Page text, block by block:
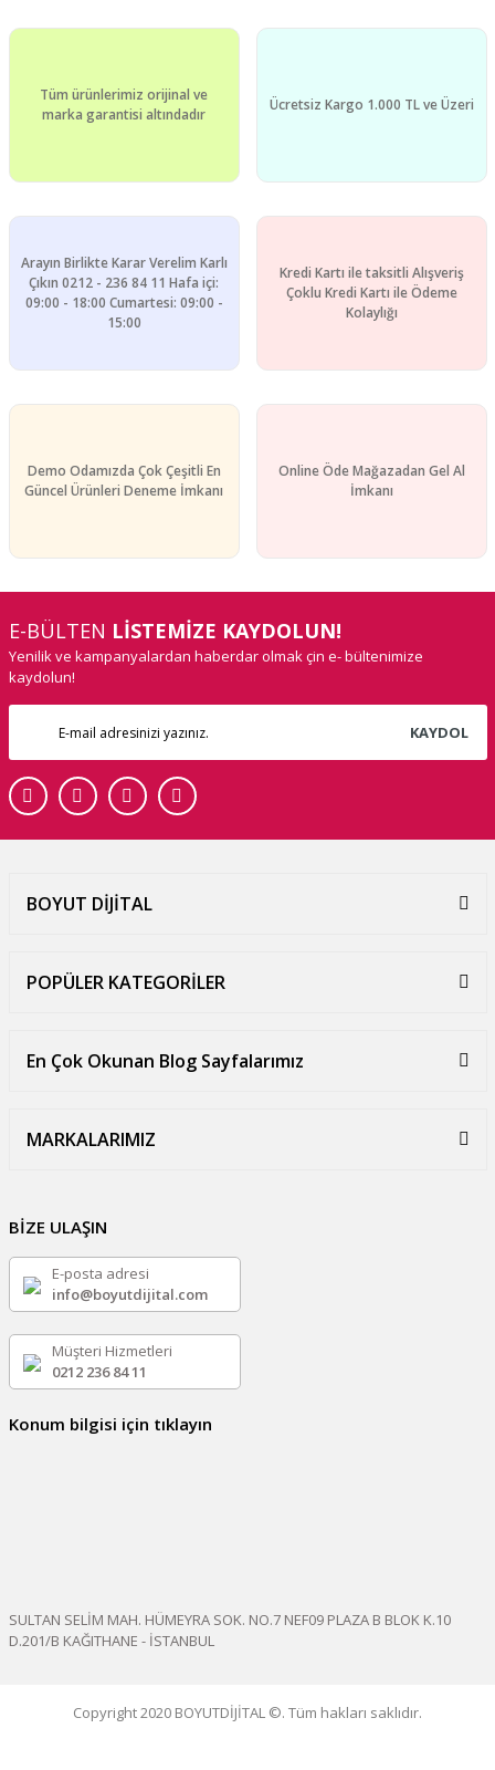
Ürün açıklamasında eksik bilgiler bulunuyor.
Ürün fiyatı diğer sitelerden daha pahalı.
Tüm ürünlerimiz orijinal ve
marka garantisi altındadır
Ücretsiz Kargo 1.000 TL ve Üzeri
Arayın Birlikte Karar Verelim Karlı
Çıkın 0212 - 236 84 11 Hafa içi:
09:00 - 18:00 Cumartesi: 09:00 -
15:00
Kredi Kartı ile taksitli Alışveriş
Çoklu Kredi Kartı ile Ödeme
Kolaylığı
Demo Odamızda Çok Çeşitli En
Güncel Ürünleri Deneme İmkanı
Online Öde Mağazadan Gel Al
İmkanı
E-BÜLTEN LİSTEMİZE KAYDOLUN!
Yenilik ve kampanyalardan haberdar olmak çin e- bültenimize
kaydolun!
KAYDOL
BOYUT DİJİTAL
POPÜLER KATEGORİLER
En Çok Okunan Blog Sayfalarımız
MARKALARIMIZ
BİZE ULAŞIN
E-posta adresi
info@boyutdijital.com
Müşteri Hizmetleri
0212 236 84 11
Konum bilgisi için tıklayın
SULTAN SELİM MAH. HÜMEYRA SOK. NO.7 NEF09 PLAZA B BLOK K.10
D.201/B KAĞITHANE - İSTANBUL
Copyright 2020 BOYUTDİJİTAL ©. Tüm hakları saklıdır.